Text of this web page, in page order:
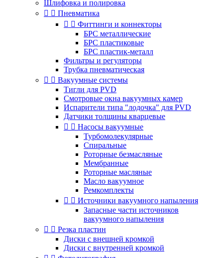
Шлифовка и полировка
  Пневматика
  Фиттинги и коннекторы
БРС металлические
БРС пластиковые
БРС пластик-металл
Фильтры и регуляторы
Трубка пневматическая
  Вакуумные системы
Тигли для PVD
Смотровые окна вакуумных камер
Испарители типа "лодочка" для PVD
Датчики толщины кварцевые
  Насосы вакуумные
Турбомолекулярные
Спиральные
Роторные безмасляные
Мембранные
Роторные масляные
Масло вакуумное
Ремкомплекты
  Источники вакуумного напыления
Запасные части источников
вакуумного напыления
  Резка пластин
Диски с внешней кромкой
Диски с внутренней кромкой